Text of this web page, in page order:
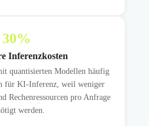
30%
Inferenzkosten
quantisierten Modellen häufig
für KI-Inferenz, weil weniger
Rechenressourcen pro Anfrage
werden.